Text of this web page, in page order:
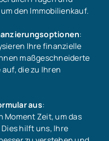
den Immobilienkauf.
:
Ihre finanzielle
maßgeschneiderte
die zu Ihren
aus:
Moment Zeit, um das
hilft uns, Ihre